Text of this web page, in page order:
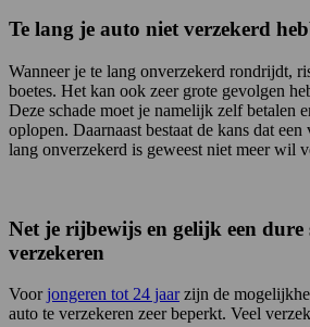
Te lang je auto niet verzekerd
Wanneer je te lang onverzekerd rondrijdt,
boetes. Het kan ook zeer grote gevolgen
Deze schade moet je namelijk zelf betalen
oplopen. Daarnaast bestaat de kans dat
lang onverzekerd is geweest niet meer wil
Net je rijbewijs en gelijk een dure
verzekeren
Voor jongeren tot 24 jaarzijn de
auto te verzekeren zeer beperkt. Veel